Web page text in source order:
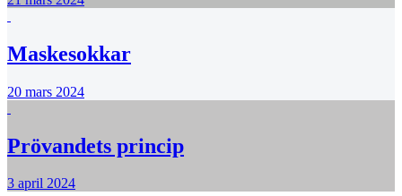
Maskesokkar
20 mars 2024
Prövandets princip
3 april 2024